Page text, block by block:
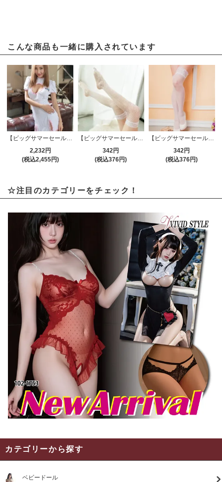
こんな商品も一緒に購入されています
【ビッグサマーセール対象品】セクシーコスプレ(SEXYCOSPLAY) 132wt
2,232円
(税込2,455円)
【ビッグサマーセール対象品】ストッキング(STOCKING) 037wt
342円
(税込376円)
【ビッグサマーセール対象品】ストッキング(STOCKING) 077wt
342円
(税込376円)
☆注目のカテゴリーをチェック！
カテゴリーから探す
ベビードール